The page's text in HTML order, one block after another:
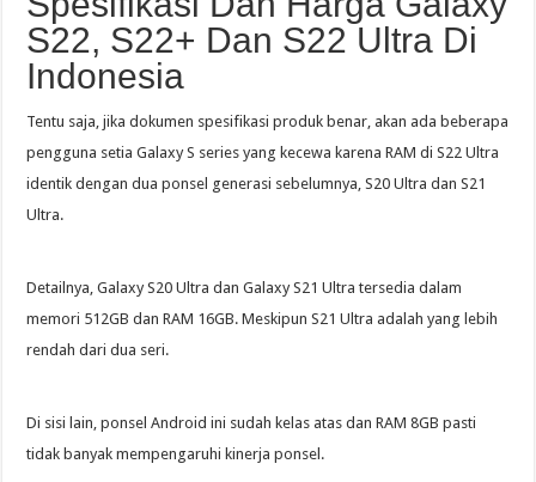
S22, S22+ Dan S22 Ultra Di
Indonesia
Tentu saja, jika dokumen spesifikasi produk benar, akan ada beberapa
pengguna setia Galaxy S series yang kecewa karena RAM di S22 Ultra
identik dengan dua ponsel generasi sebelumnya, S20 Ultra dan S21
Ultra.
Detailnya, Galaxy S20 Ultra dan Galaxy S21 Ultra tersedia dalam
memori 512GB dan RAM 16GB. Meskipun S21 Ultra adalah yang lebih
rendah dari dua seri.
Di sisi lain, ponsel Android ini sudah kelas atas dan RAM 8GB pasti
tidak banyak mempengaruhi kinerja ponsel.